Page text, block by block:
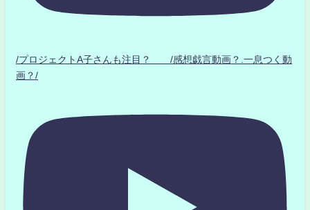
/プロジェクトA子さんも注目？ /感想戯言動画？.一息つく動
画？/